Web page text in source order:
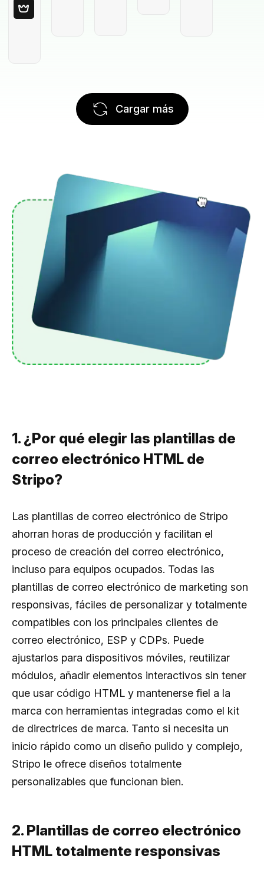
Cargar más
1. ¿Por qué elegir las plantillas de
correo electrónico HTML de
Stripo?
Las plantillas de correo electrónico de Stripo
ahorran horas de producción y facilitan el
proceso de creación del correo electrónico,
incluso para equipos ocupados. Todas las
plantillas de correo electrónico de marketing son
responsivas, fáciles de personalizar y totalmente
compatibles con los principales clientes de
correo electrónico, ESP y CDPs. Puede
ajustarlos para dispositivos móviles, reutilizar
módulos, añadir elementos interactivos sin tener
que usar código HTML y mantenerse fiel a la
marca con herramientas integradas como el kit
de directrices de marca. Tanto si necesita un
inicio rápido como un diseño pulido y complejo,
Stripo le ofrece diseños totalmente
personalizables que funcionan bien.
2. Plantillas de correo electrónico
HTML totalmente responsivas